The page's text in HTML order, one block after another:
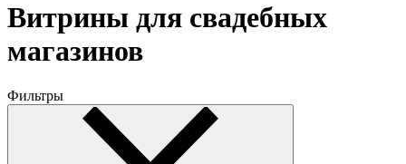
Витрины для свадебных
магазинов
Фильтры